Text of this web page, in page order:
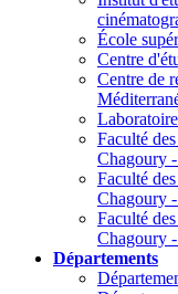
École
Centre
Centre de
Faculté
Chagoury
Faculté
Chagoury
Faculté
Chagoury
Départements